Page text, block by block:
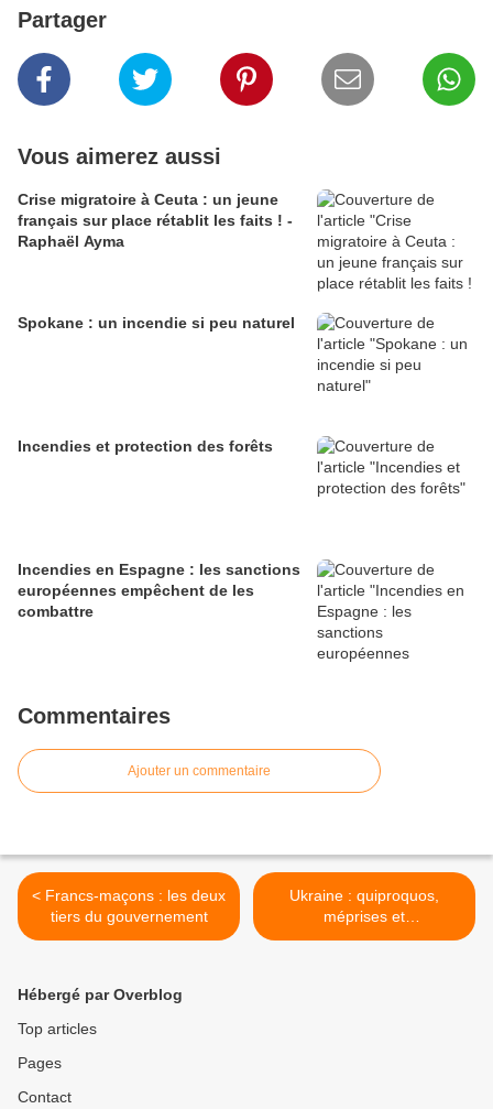
Partager
Vous aimerez aussi
Crise migratoire à Ceuta : un jeune
français sur place rétablit les faits ! -
Raphaël Ayma
Spokane : un incendie si peu naturel
Incendies et protection des forêts
Incendies en Espagne : les sanctions
européennes empêchent de les
combattre
Commentaires
Ajouter un commentaire
< Francs-maçons : les deux
tiers du gouvernement
Ukraine : quiproquos,
méprises et
incompréhensions >
Hébergé par Overblog
Top articles
Pages
Contact